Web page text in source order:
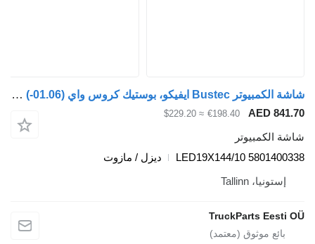
شاشة الكمبيوتر Bustec ايفيكو، بوستيك كروس واي (01.06-) LED19X144/10 لـ الباصات Irisbus Arway, Crossway, Crealis, Magelys, Proway, Daily Tourys (2006-)
€198.40
≈ $229.20
LED19X144/10
ديزل / مازوت
TruckParts